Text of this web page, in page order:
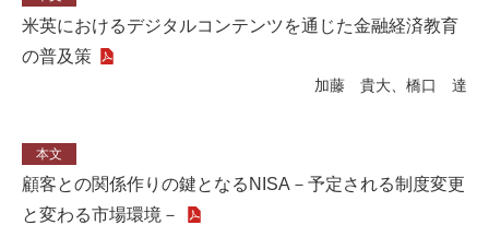
米英におけるデジタルコンテンツを通じた金融経済教育
の普及策
加藤 貴大、橋口 達
本文
顧客との関係作りの鍵となるNISA－予定される制度変更
と変わる市場環境－